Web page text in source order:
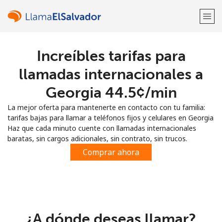
¡Bienvenido!
Regístrate con
Increíbles tarifas para
llamadas internacionales a
Georgia ⁦44.5¢⁩/min
La mejor oferta para mantenerte en contacto con tu familia:
tarifas bajas para llamar a teléfonos fijos y celulares en Georgia
Haz que cada minuto cuente con llamadas internacionales
baratas, sin cargos adicionales, sin contrato, sin trucos.
Comprar ahora